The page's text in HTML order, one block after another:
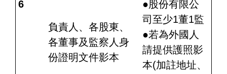
6
負責人、各股東、
各董事及監察人身
份證明文件影本
●股份有限公
司至少1董1監
●若為外國人
請提供護照影
本(加註地址、